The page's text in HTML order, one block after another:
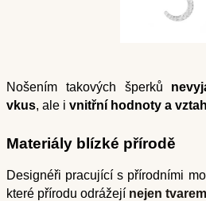
Nošením takových šperků
vkus, ale i vnitřní hodnoty a
Materiály blízké přírodě
Designéři pracující s přírodními
které přírodu odrážejí nejen tvarem